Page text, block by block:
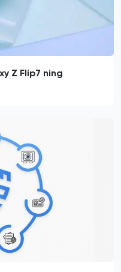
Z Flip7 ning